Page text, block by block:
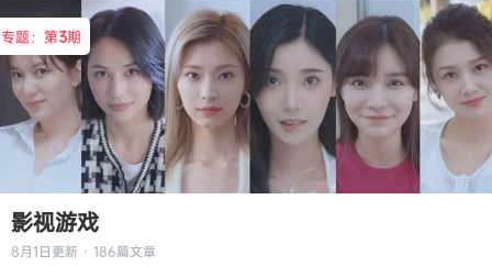
专题：第3期
影视游戏
8月1日更新 · 186篇文章